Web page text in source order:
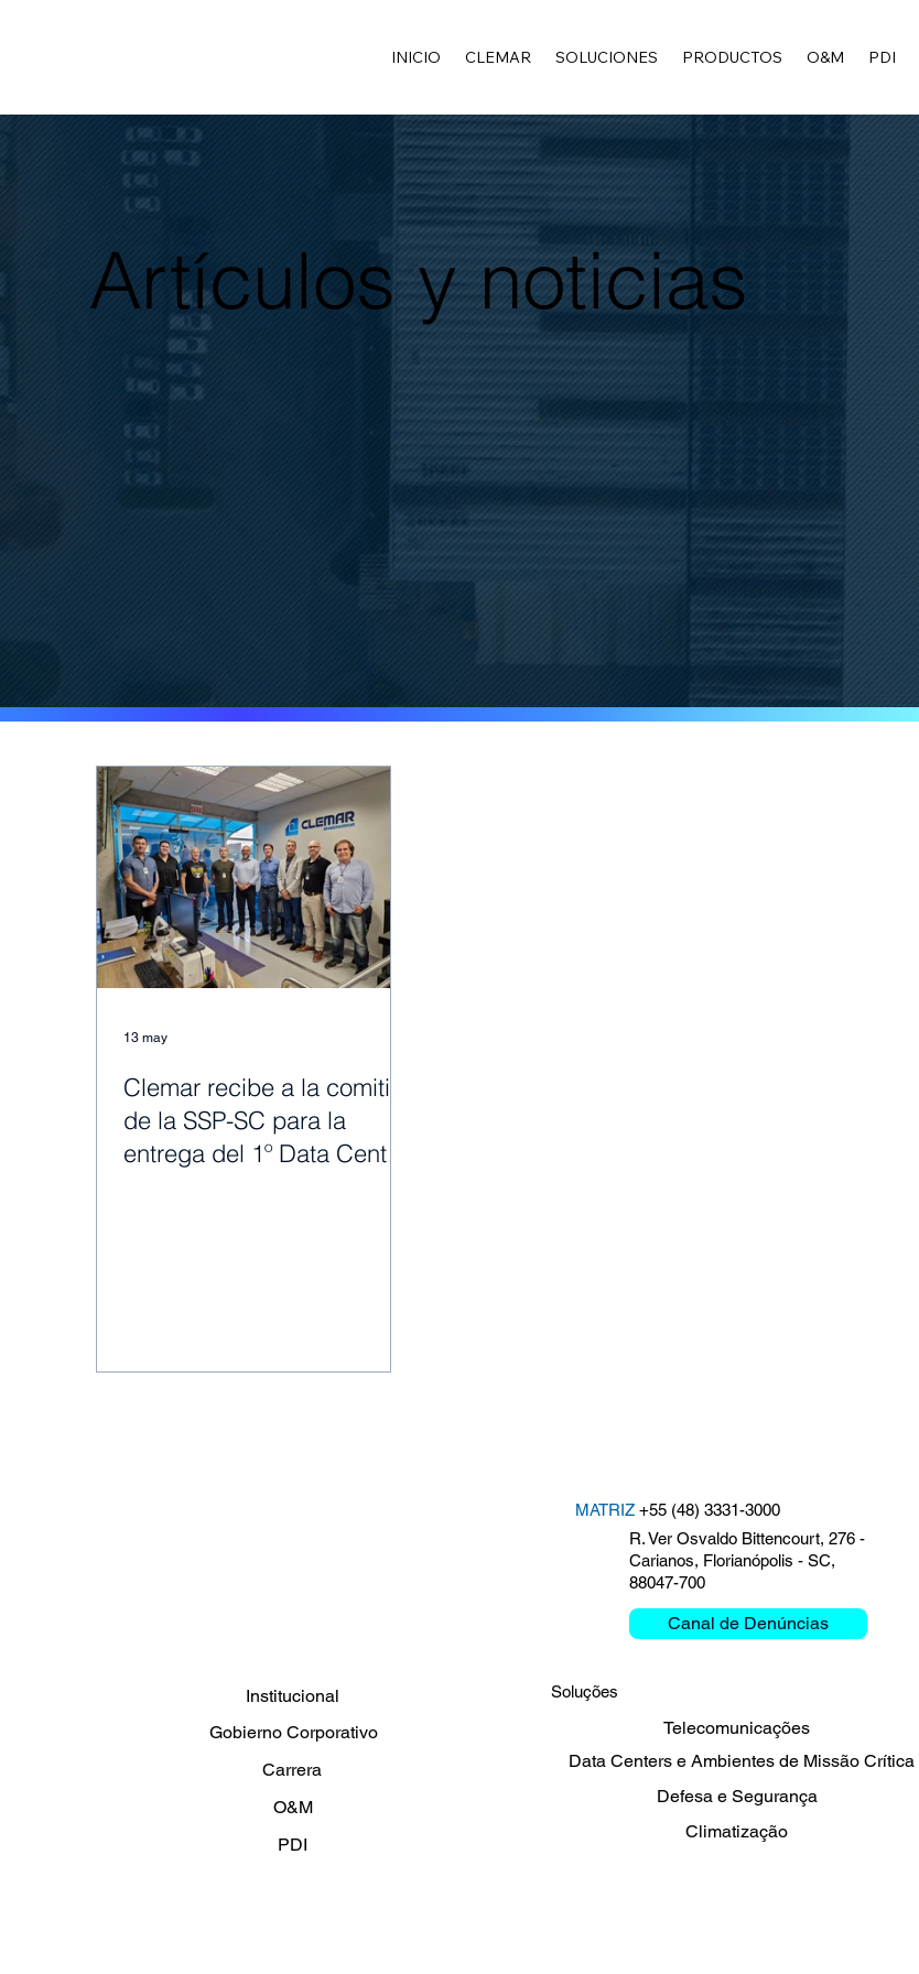
INICIO CLEMAR SOLUCIONES PRODUCTOS O&M PDI
Artículos y noticias
Clemar recibe a la comitiva
de la SSP-SC para la
entrega del 1º Data Center
13 may
MATRIZ +55 (48) 3331-3000
R. Ver Osvaldo Bittencourt, 276 -
Carianos, Florianópolis - SC,
88047-700
Canal de Denúncias
Soluções
Telecomunicações
Data Centers e Ambientes de Missão Crítica
Defesa e Segurança
Climatização
Institucional
Gobierno Corporativo
Carrera
O&M
PDI